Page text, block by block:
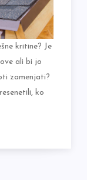
kritine? Je
ali bi jo
zamenjati?
ko